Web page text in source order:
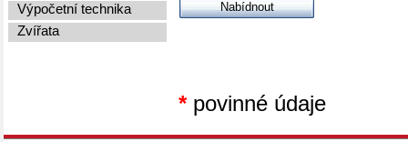
*povinné údaje
Výpočetní technika
Zvířata